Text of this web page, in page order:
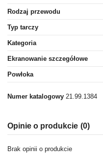
Rodzaj przewodu
Typ tarczy
Kategoria
Ekranowanie szczegółowe
Powłoka
Numer katalogowy 21.99.1384
Opinie o produkcie (0)
Brak opinii o produkcie